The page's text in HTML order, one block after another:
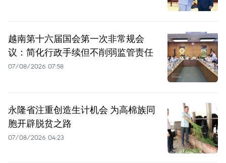
越南第十六届国会第一次非常规会
议：简化行政手续但不削弱监管责任
07/08/2026 07:58
永隆省注重创造生计机会 为高棉族同
胞开辟脱贫之路
07/08/2026 04:23